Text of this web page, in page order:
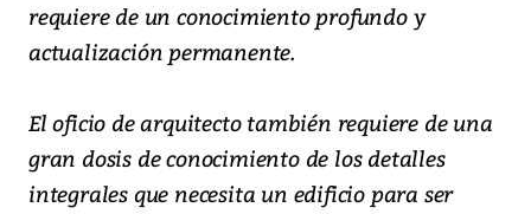
requiere de un conocimiento profundo y
actualización permanente.
El oficio de arquitecto también requiere de una
gran dosis de conocimiento de los detalles
integrales que necesita un edificio para ser